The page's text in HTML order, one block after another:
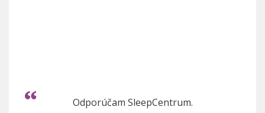
Odporúčam SleepCentrum.